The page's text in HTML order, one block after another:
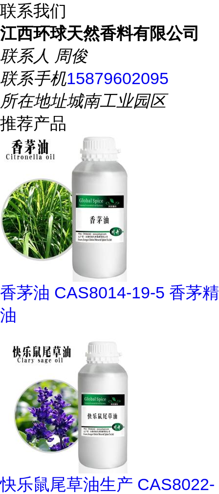
联系我们
江西环球天然香料有限公司
联系人 周俊
联系手机15879602095
所在地址城南工业园区
推荐产品
香茅油 CAS8014-19-5 香茅精
油
快乐鼠尾草油生产 CAS8022-